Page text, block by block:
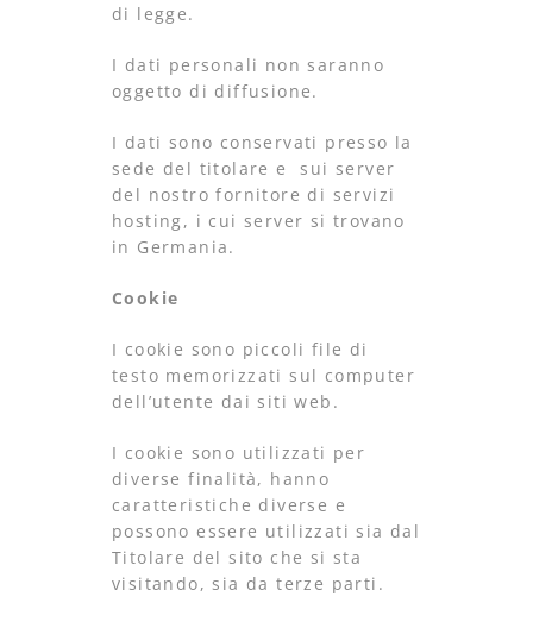
di legge.
I dati personali non saranno
oggetto di diffusione.
I dati sono conservati presso la
sede del titolare e sui server
del nostro fornitore di servizi
hosting, i cui server si trovano
in Germania.
Cookie
I cookie sono piccoli file di
testo memorizzati sul computer
dell’utente dai siti web.
I cookie sono utilizzati per
diverse finalità, hanno
caratteristiche diverse e
possono essere utilizzati sia dal
Titolare del sito che si sta
visitando, sia da terze parti.